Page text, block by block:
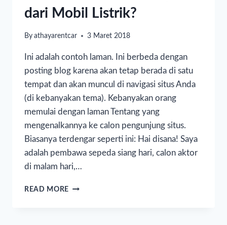
dari Mobil Listrik?
By athayarentcar 3 Maret 2018
Ini adalah contoh laman. Ini berbeda dengan
posting blog karena akan tetap berada di satu
tempat dan akan muncul di navigasi situs Anda
(di kebanyakan tema). Kebanyakan orang
memulai dengan laman Tentang yang
mengenalkannya ke calon pengunjung situs.
Biasanya terdengar seperti ini: Hai disana! Saya
adalah pembawa sepeda siang hari, calon aktor
di malam hari,…
READ MORE